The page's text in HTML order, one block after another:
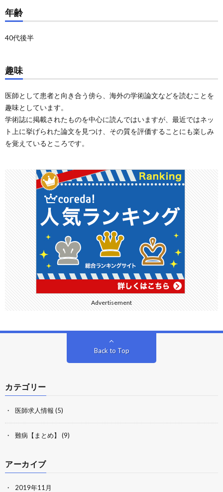
年齢
40代後半
趣味
医師として患者と向き合う傍ら、海外の学術論文などを読むことを
趣味としています。
学術誌に掲載されたものを中心に読んではいますが、最近ではネッ
ト上に挙げられた論文を見つけ、その質を評価することにも楽しみ
を覚えているところです。
Advertisement
Back to Top
カテゴリー
医師求人情報 (5)
難病【まとめ】 (9)
アーカイブ
2019年11月